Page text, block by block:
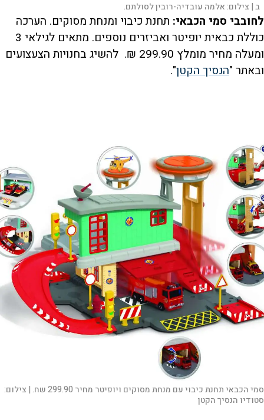
ב | צילום:אלמה עובדיה-רובין לסולתם.
לחובבי סמי הכבאי: תחנת כיבוי ומנחת מסוקים. הערכה
כוללת כבאית יופיטר ואביזרים נוספים. מתאים לגילאי 3
ומעלה מחיר מומלץ 299.90 ₪. להשיג בחנויות הצעצועים
ובאתר "הנסיך הקטן".
סמי הכבאי תחנת כיבוי עם מנחת מסוקים ויופיטר מחיר 299.90 שח. |
צילום:
סטודיו הנסיך הקטן